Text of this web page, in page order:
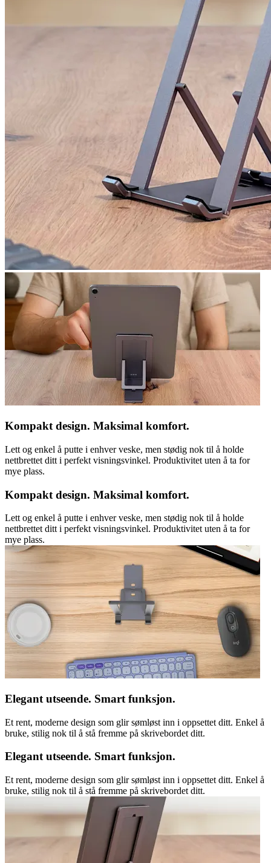
Kompakt design. Maksimal komfort.
Lett og enkel å putte i enhver veske, men stødig nok til å holde
nettbrettet ditt i perfekt visningsvinkel. Produktivitet uten å ta for
mye plass.
Kompakt design. Maksimal komfort.
Lett og enkel å putte i enhver veske, men stødig nok til å holde
nettbrettet ditt i perfekt visningsvinkel. Produktivitet uten å ta for
mye plass.
Elegant utseende. Smart funksjon.
Et rent, moderne design som glir sømløst inn i oppsettet ditt. Enkel å
bruke, stilig nok til å stå fremme på skrivebordet ditt.
Elegant utseende. Smart funksjon.
Et rent, moderne design som glir sømløst inn i oppsettet ditt. Enkel å
bruke, stilig nok til å stå fremme på skrivebordet ditt.